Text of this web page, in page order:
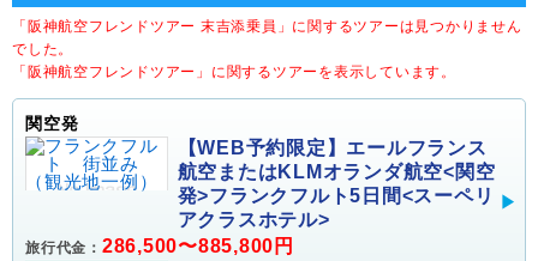
「阪神航空フレンドツアー 末吉添乗員」に関するツアーは見つかりません
でした。
「阪神航空フレンドツアー」に関するツアーを表示しています。
関空発
【WEB予約限定】エールフランス
航空またはKLMオランダ航空<関空
発>フランクフルト5日間<スーペリ
アクラスホテル>
旅行代金： 286,500〜885,800円